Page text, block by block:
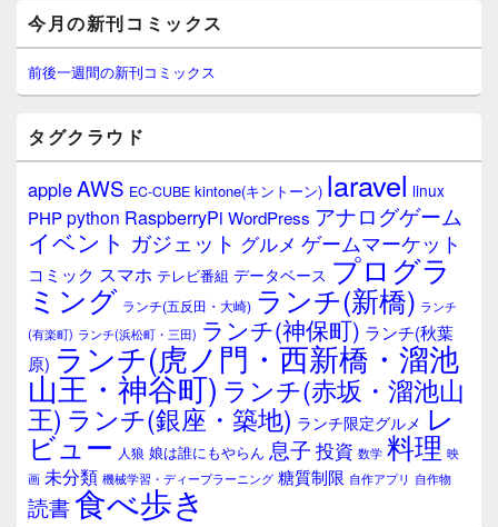
イ
ン
サ
イ
ウ
ィ
ジ
ェ
ア
今月の新刊コミックス
前後一週間の新刊コミックス
タグクラウド
appleAWS EC-CUBE kintone(キントーン) laravel linux
PHPpython RaspberryPi WordPress アナログゲーム
イベント ガジェット グルメ ゲームマーケット
コミック スマホ テレビ番組 データベース プログラ
ミング ランチ(五反田・大崎) ランチ(新橋) ランチ
(有楽町) ランチ(浜松町・三田) ランチ(神保町) ランチ(秋葉
原) ランチ(虎ノ門・西新橋・溜池
山王・神谷町) ランチ(赤坂・溜池山
王) ランチ(銀座・築地) ランチ限定グルメ レ
ビュー 人狼 娘は誰にもやらん 息子 投資 数学 料理 映
画 未分類 機械学習・ディープラーニング 糖質制限 自作アプリ 自作物
読書食べ歩き